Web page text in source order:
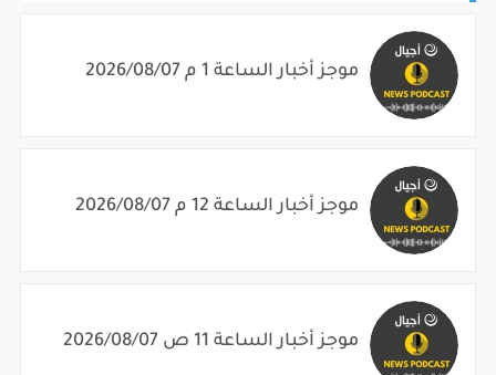
موجز أخبار الساعة 1 م 2026/08/07
موجز أخبار الساعة 12 م 2026/08/07
موجز أخبار الساعة 11 ص 2026/08/07